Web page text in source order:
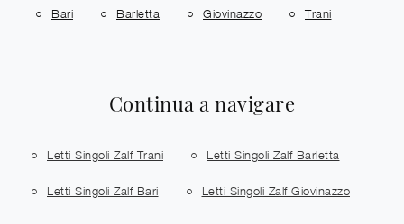
Bari Barletta Giovinazzo Trani
Continua a navigare
Letti Singoli Zalf Trani Letti Singoli Zalf Barletta
Letti Singoli Zalf Bari Letti Singoli Zalf Giovinazzo